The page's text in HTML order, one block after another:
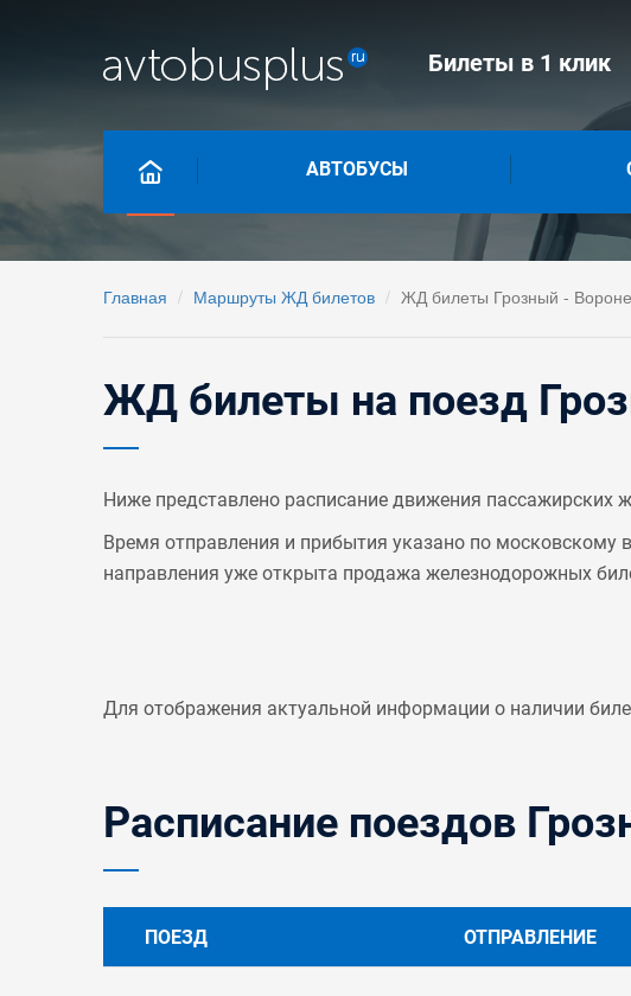
Билеты в 1 клик
АВТОБУСЫ
Главная Маршруты ЖД билетов ЖД билеты Грозный -
ЖД билеты на поезд
Ниже представлено расписание движения пассажирских
Время отправления и прибытия указано по московскому
направления уже открыта продажа железнодорожных
Для отображения актуальной информации о наличии
Расписание поездов
ПОЕЗД ОТПРАВЛЕНИЕ